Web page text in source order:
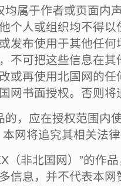
均属于作者或页面内
个人或组织均不得
发布使用于其他任
不可把这些信息在
或再使用北国网的
网书面授权。否则将
，应在授权范围内
网将追究其相关法
（非北国网）”的作
信息，并不代表本